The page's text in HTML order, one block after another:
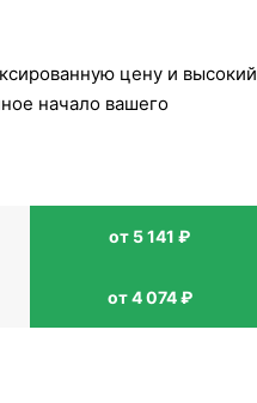
цену и высокий
начало вашего
от 5 141 ₽
от 4 074 ₽